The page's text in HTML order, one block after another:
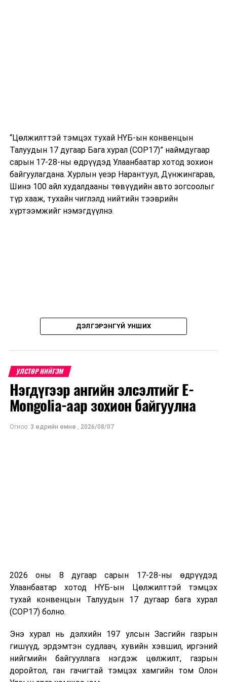
байдлын тухай хуулийн төслийг нэгдсэн
хуралдаанаар хэлэлцүүлэх бэлтгэл хангах,
санал, дүгнэлтийн төсөл боловсруулах үүрэг
бүхий Эдийн засгийн байнгын хорооны ажлын
хэсгийн хуралдаан 14.00 цагаас “В” танхимд.
УНШСАН: 3199
“Цөлжилттэй тэмцэх тухай НҮБ-ын конвенцын
Талуудын 17 дугаар Бага хурал (COP17)” наймдугаар
сарын 17-28-ны өдрүүдэд Улаанбаатар хотод зохион
байгуулагдана. Хурлын үеэр Нарантуул, Дүнжингарав,
Шинэ 100 айл худалдааны төвүүдийн авто зогсоолыг
түр хааж, тухайн чиглэлд нийтийн тээврийн
хүртээмжийг нэмэгдүүлнэ.
ДЭЛГЭРЭНГҮЙ УНШИХ
УЛСТӨР НИЙГЭМ
Нэгдүгээр ангийн элсэлтийг E-
Mongolia-аар зохион байгуулна
Огноо: 3 өдрийн өмнө , 2026/08/07
2026 оны 8 дугаар сарын 17-28-ны өдрүүдэд
Улаанбаатар хотод НҮБ-ын Цөлжилттэй тэмцэх
тухай конвенцын Талуудын 17 дугаар бага хурал
(COP17) болно.
Энэ хурал нь дэлхийн 197 улсын Засгийн газрын
гишүүд, эрдэмтэн судлаач, хувийн хэвшил, иргэний
нийгмийн байгууллага нэгдэж цөлжилт, газрын
доройтол, ган гачигтай тэмцэх хамгийн том Олон